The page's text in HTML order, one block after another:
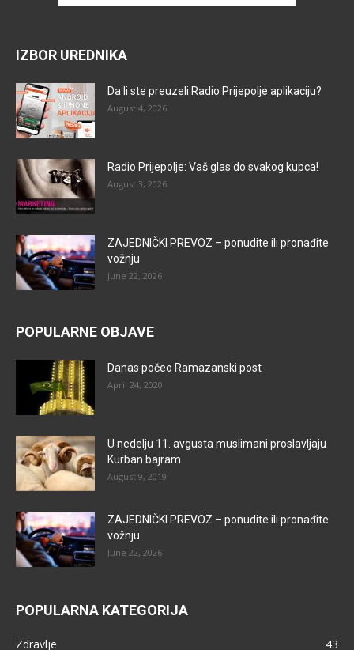
IZBOR UREDNIKA
Da li ste preuzeli Radio Prijepolje aplikaciju?
August 4, 2026
Radio Prijepolje: Vaš glas do svakog kupca!
August 3, 2026
ZAJEDNIČKI PREVOZ – ponudite ili pronađite
vožnju
June 22, 2026
POPULARNE OBJAVE
Danas počeo Ramazanski post
April 24, 2020
U nedelju 11. avgusta muslimani proslavljaju
Kurban bajram
August 9, 2019
ZAJEDNIČKI PREVOZ – ponudite ili pronađite
vožnju
June 22, 2026
POPULARNA KATEGORIJA
Zdravlje
43